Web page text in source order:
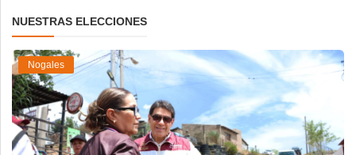
NUESTRAS ELECCIONES
Nogales